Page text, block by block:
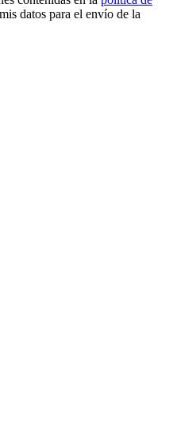
datos para el envío de la